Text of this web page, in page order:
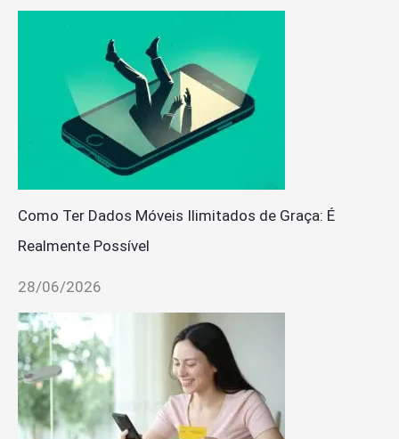
Como Ter Dados Móveis Ilimitados de Graça: É
Realmente Possível
28/06/2026